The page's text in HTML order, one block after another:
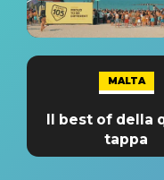
MALTA
Il best of della
tappa